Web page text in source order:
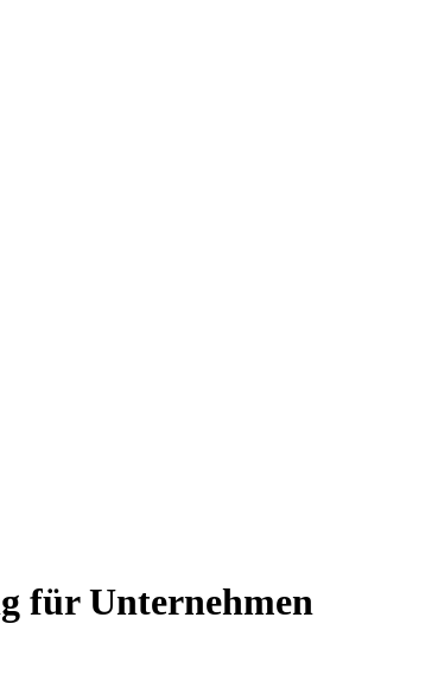
für Unternehmen